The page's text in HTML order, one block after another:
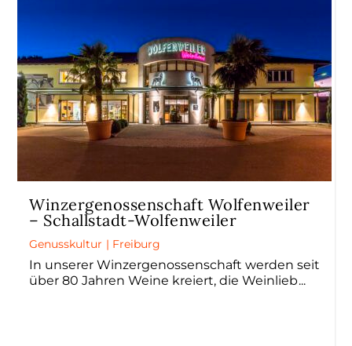
Winzergenossenschaft Wolfenweiler
– Schallstadt-Wolfenweiler
Genusskultur | Freiburg
In unserer Winzergenossenschaft werden seit
über 80 Jahren Weine kreiert, die Weinlieb